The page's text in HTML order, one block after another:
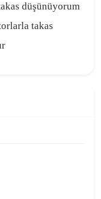
düşünüyorum
takas